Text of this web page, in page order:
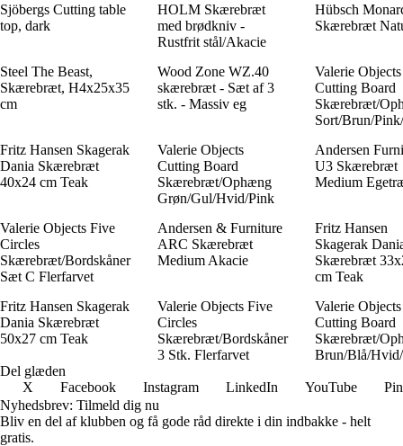
Sjöbergs Cutting table
top, dark
HOLM Skærebræt
med brødkniv -
Rustfrit stål/Akacie
Hübsch
Skærebræt
Steel The Beast,
Skærebræt, H4x25x35
cm
Wood Zone WZ.40
skærebræt - Sæt af 3
stk. - Massiv eg
Valerie Objects
Cutting Board
Skærebræt/
Sort/Brun/
Fritz Hansen Skagerak
Dania Skærebræt
40x24 cm Teak
Valerie Objects
Cutting Board
Skærebræt/Ophæng
Grøn/Gul/Hvid/Pink
Andersen
U3 Skærebræt
Medium
Valerie Objects Five
Circles
Skærebræt/Bordskåner
Sæt C Flerfarvet
Andersen & Furniture
ARC Skærebræt
Medium Akacie
Fritz Hansen
Skagerak
Skærebræt
cm Teak
Fritz Hansen Skagerak
Dania Skærebræt
50x27 cm Teak
Valerie Objects Five
Circles
Skærebræt/Bordskåner
3 Stk. Flerfarvet
Valerie Objects
Cutting Board
Skærebræt/
Brun/Blå/
Del glæden
X
Facebook Instagram LinkedIn YouTube
Nyhedsbrev: Tilmeld dig nu
Bliv en del af klubben og få gode råd direkte i din indbakke - helt
gratis.